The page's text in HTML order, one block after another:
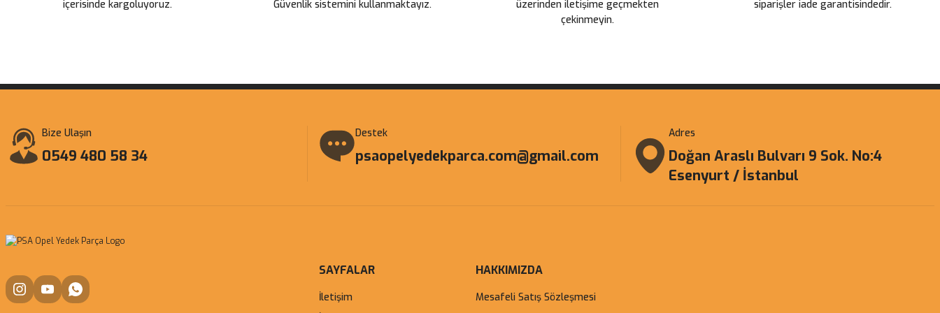
içerisinde kargoluyoruz.
Güvenlik sistemini kullanmaktayız.
üzerinden iletişime geçmekten
çekinmeyin.
siparişler iade garantisindedir.
Bize Ulaşın
0549 480 58 34
Destek
psaopelyedekparca.com@gmail.com
Adres
Doğan Araslı Bulvarı 9 Sok. No:4
Esenyurt / İstanbul
SAYFALAR
İletişim
HAKKIMIZDA
Mesafeli Satış Sözleşmesi